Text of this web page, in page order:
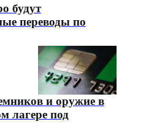
будут
переводы по
и оружие в
лагере под